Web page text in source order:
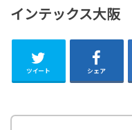
インテックス大阪
ツイート シェア